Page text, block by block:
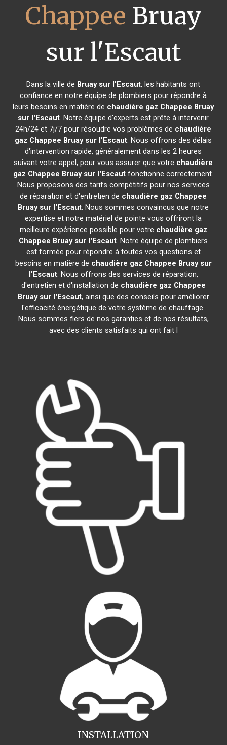
Chappee Bruay
sur l'Escaut
Dans la ville de Bruay sur l'Escaut, les habitants ont
confiance en notre équipe de plombiers pour répondre à
leurs besoins en matière de chaudière gaz Chappee Bruay
sur l'Escaut. Notre équipe d'experts est prête à intervenir
24h/24 et 7j/7 pour résoudre vos problèmes de chaudière
gaz Chappee Bruay sur l'Escaut. Nous offrons des délais
d'intervention rapide, généralement dans les 2 heures
suivant votre appel, pour vous assurer que votre chaudière
gaz Chappee Bruay sur l'Escaut fonctionne correctement.
Nous proposons des tarifs compétitifs pour nos services
de réparation et d'entretien de chaudière gaz Chappee
Bruay sur l'Escaut. Nous sommes convaincus que notre
expertise et notre matériel de pointe vous offriront la
meilleure expérience possible pour votre chaudière gaz
Chappee Bruay sur l'Escaut. Notre équipe de plombiers
est formée pour répondre à toutes vos questions et
besoins en matière de chaudière gaz Chappee Bruay sur
l'Escaut. Nous offrons des services de réparation,
d'entretien et d'installation de chaudière gaz Chappee
Bruay sur l'Escaut, ainsi que des conseils pour améliorer
l'efficacité énergétique de votre système de chauffage.
Nous sommes fiers de nos garanties et de nos résultats,
avec des clients satisfaits qui ont fait l
INSTALLATION